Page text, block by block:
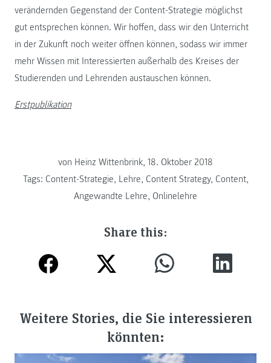
verändernden Gegenstand der Content-Strategie möglichst
gut entsprechen können. Wir hoffen, dass wir den Unterricht
in der Zukunft noch weiter öffnen können, sodass wir immer
mehr Wissen mit Interessierten außerhalb des Kreises der
Studierenden und Lehrenden austauschen können.
Erstpublikation
von Heinz Wittenbrink, 18. Oktober 2018
Tags: Content-Strategie, Lehre, Content Strategy, Content,
Angewandte Lehre, Onlinelehre
Share this:
Weitere Stories, die Sie interessieren
könnten: